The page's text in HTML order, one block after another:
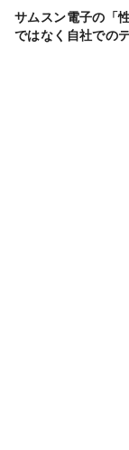
サムスン電子の「
ではなく自社での